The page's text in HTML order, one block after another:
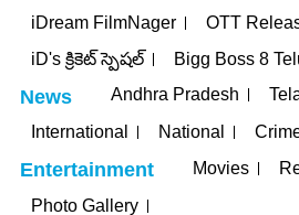
iDream FilmNager
OTT
iD's క్రికెట్ స్పెషల్
Bigg Boss 8
News Andhra Pradesh
International
National
Entertainment Movies
Photo Gallery